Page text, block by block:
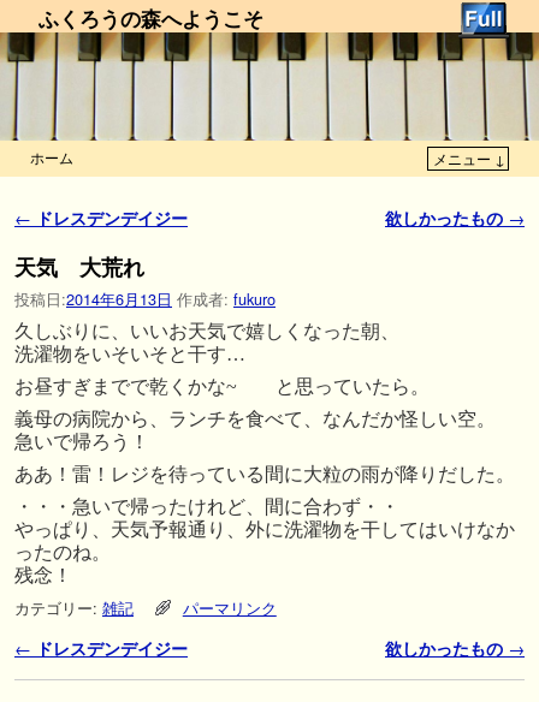
ふくろうの森へようこそ
ホーム メニュー ↓
投稿ナビゲーション
← ドレスデンデイジー 欲しかったもの →
天気 大荒れ
投稿日:2014年6月13日 作成者: fukuro
久しぶりに、いいお天気で嬉しくなった朝、
洗濯物をいそいそと干す…
お昼すぎまでで乾くかな~ と思っていたら。
義母の病院から、ランチを食べて、なんだか怪しい空。
急いで帰ろう！
ああ！雷！レジを待っている間に大粒の雨が降りだした。
・・・急いで帰ったけれど、間に合わず・・
やっぱり、天気予報通り、外に洗濯物を干してはいけなか
ったのね。
残念！
カテゴリー: 雑記 パーマリンク
投稿ナビゲーション
← ドレスデンデイジー 欲しかったもの →